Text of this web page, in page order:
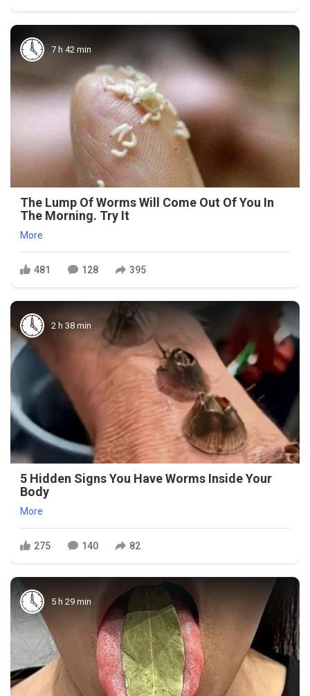
7 h 42 min
The Lump Of Worms Will Come Out Of You In
The Morning. Try It
More
481 128 395
2 h 38 min
5 Hidden Signs You Have Worms Inside Your
Body
More
275 140 82
5 h 29 min